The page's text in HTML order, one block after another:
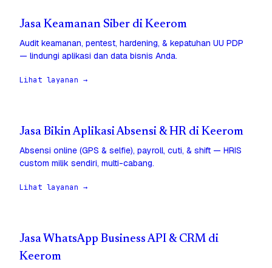
Jasa Keamanan Siber di Keerom
Audit keamanan, pentest, hardening, & kepatuhan UU PDP
— lindungi aplikasi dan data bisnis Anda.
Lihat layanan →
Jasa Bikin Aplikasi Absensi & HR di Keerom
Absensi online (GPS & selfie), payroll, cuti, & shift — HRIS
custom milik sendiri, multi-cabang.
Lihat layanan →
Jasa WhatsApp Business API & CRM di
Keerom